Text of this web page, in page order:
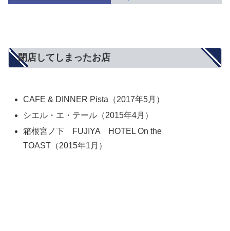
閉店してしまったお店
CAFE & DINNER Pista（2017年5月）
シエル・エ・テール（2015年4月）
箱根宮ノ下 FUJIYA HOTEL On the
TOAST（2015年1月）